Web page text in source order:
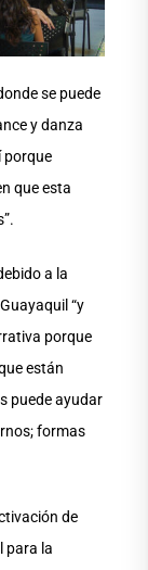
se puede
y danza
porque
que esta
a la
“y
porque
están
puede ayudar
formas
de
para la